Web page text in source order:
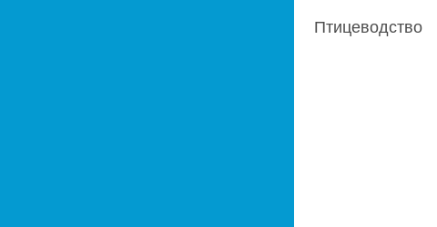
Пти­це­вод­ство